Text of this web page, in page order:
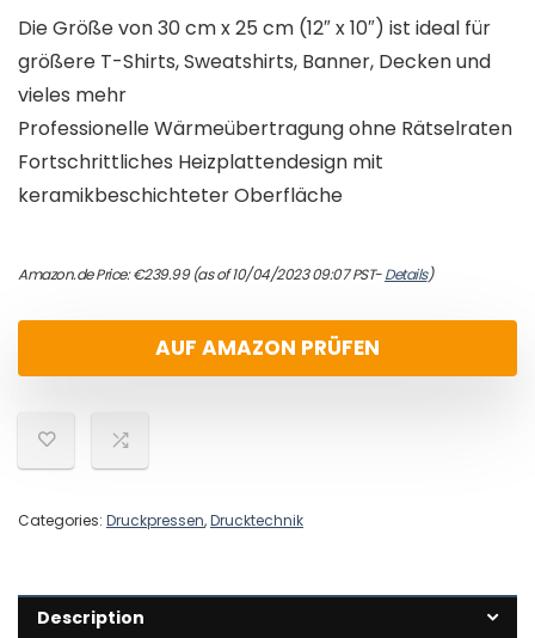
Die Größe von 30 cm x 25 cm (12″ x 10″) ist ideal für
größere T-Shirts, Sweatshirts, Banner, Decken und
vieles mehr
Professionelle Wärmeübertragung ohne Rätselraten
Fortschrittliches Heizplattendesign mit
keramikbeschichteter Oberfläche
Amazon.de Price:€239.99(as of 10/04/2023 09:07 PST-Details)
AUF AMAZON PRÜFEN
Categories: Druckpressen,Drucktechnik
Description